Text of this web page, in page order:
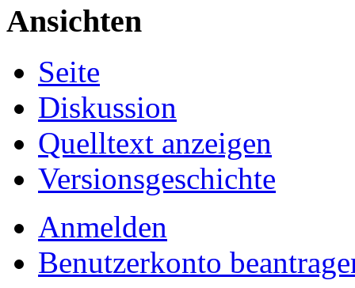
Ansichten
Seite
Diskussion
Quelltext anzeigen
Versionsgeschichte
Anmelden
Benutzerkonto